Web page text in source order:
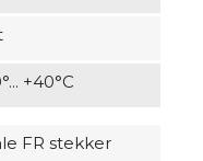
+40°C
FR stekker